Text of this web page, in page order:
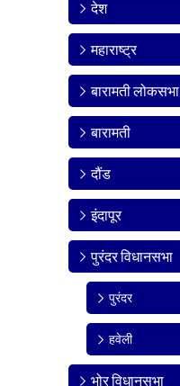
देश
महाराष्ट्र
बारामती लोकसभा
बारामती
दौंड
इंदापूर
पुरंदर विधानसभा
पुरंदर
हवेली
भोर विधानसभा